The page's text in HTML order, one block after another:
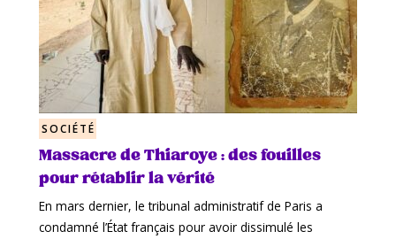
SOCIÉTÉ
Massacre de Thiaroye : des fouilles
pour rétablir la vérité
En mars dernier, le tribunal administratif de Paris a
condamné l’État français pour avoir dissimulé les